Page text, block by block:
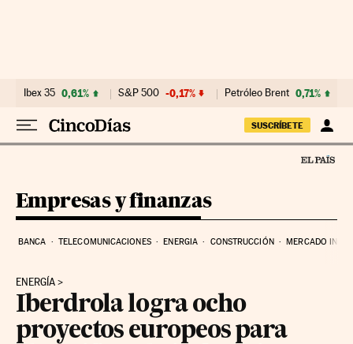
Ibex 35 0,61% S&P 500 -0,17% Petróleo Brent 0,71%
SUSCRÍBETE
Empresas y finanzas
BANCA TELECOMUNICACIONES ENERGIA CONSTRUCCIÓN MERCADO
ENERGÍA
Iberdrola logra ocho
proyectos europeos para